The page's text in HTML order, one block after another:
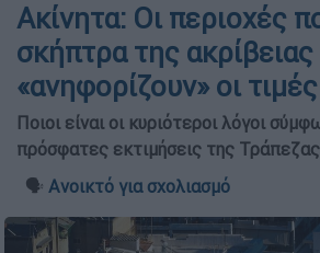
Ακίνητα: Οι περιοχές
σκήπτρα της ακρίβειας
«ανηφορίζουν» οι τιμές
Ποιοι είναι οι κυριότεροι λόγοι
πρόσφατες εκτιμήσεις της
🗣️ Ανοικτό για σχολιασμό